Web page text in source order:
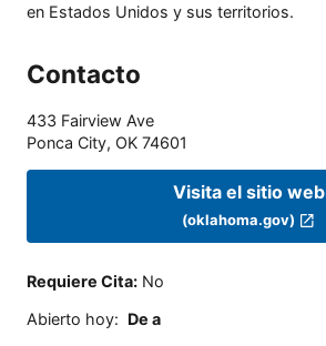
en Estados Unidos y sus territorios.
Contacto
433 Fairview Ave
Ponca City, OK 74601
Visita el sitio web
(oklahoma.gov)
Requiere Cita: No
Abierto hoy: De a